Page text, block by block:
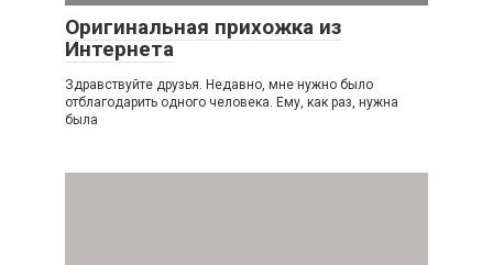
Оригинальная прихожка из
Интернета
Здравствуйте друзья. Недавно, мне нужно было
отблагодарить одного человека. Ему, как раз, нужна
была